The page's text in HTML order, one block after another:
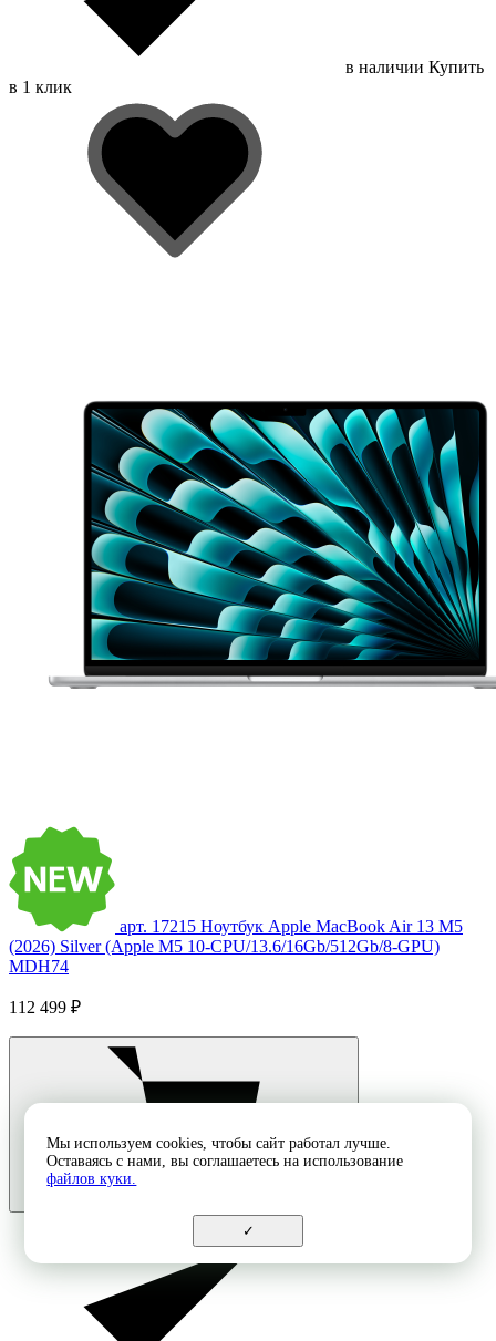
в наличии Купить
в 1 клик
арт. 17215 Ноутбук Apple MacBook Air 13 M5
(2026) Silver (Apple M5 10-CPU/13.6/16Gb/512Gb/8-GPU)
MDH74
112 499 ₽
Мы используем cookies, чтобы сайт работал лучше.
Оставаясь с нами, вы соглашаетесь на использование
файлов куки.
✓